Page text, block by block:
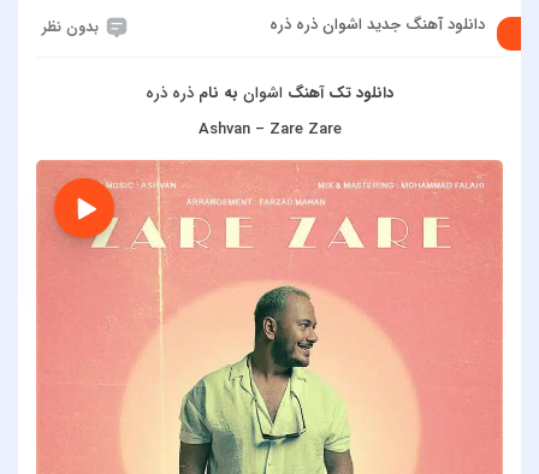
دانلود آهنگ جدید اشوان ذره ذره بدون نظر
دانلود تک آهنگاشوانبه نامذره ذره
Ashvan – Zare Zare